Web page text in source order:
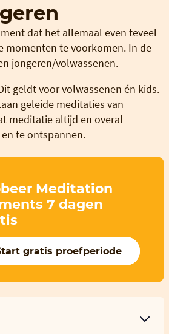
dat het allemaal even teveel
momenten te voorkomen. In de
jongeren/volwassenen.
geldt voor volwassenen én kids.
geleide meditaties van
meditatie altijd en overal
te ontspannen.
Meditation
7 dagen
gratis proefperiode